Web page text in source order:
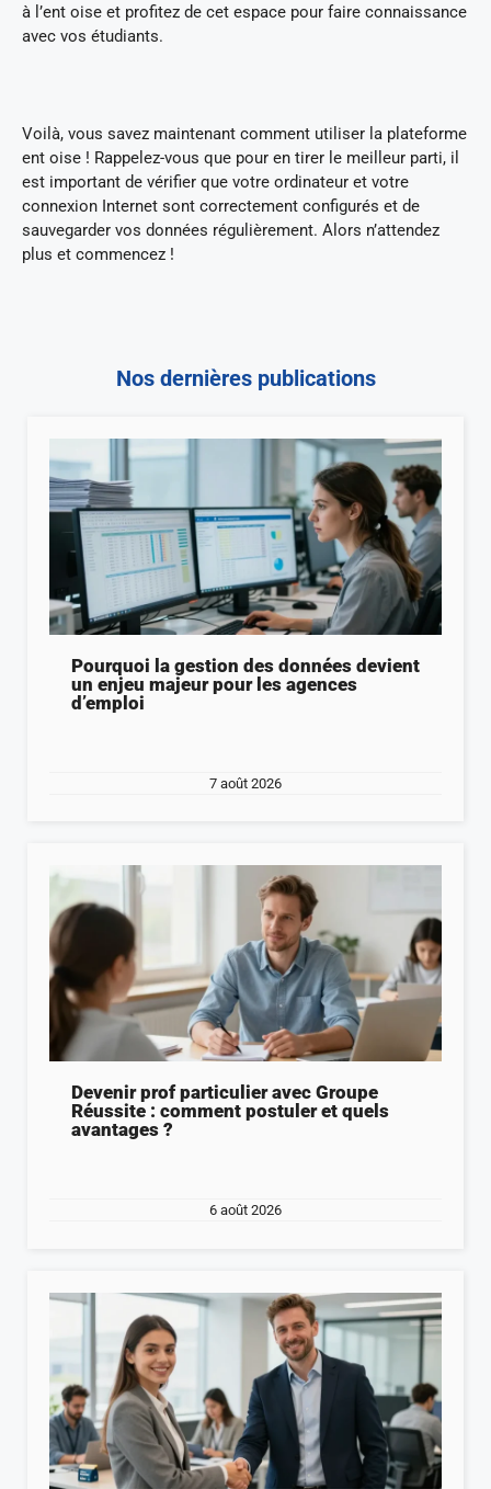
à l’ent oise et profitez de cet espace pour faire connaissance
avec vos étudiants.
Voilà, vous savez maintenant comment utiliser la plateforme
ent oise ! Rappelez-vous que pour en tirer le meilleur parti, il
est important de vérifier que votre ordinateur et votre
connexion Internet sont correctement configurés et de
sauvegarder vos données régulièrement. Alors n’attendez
plus et commencez !
Nos dernières publications
Pourquoi la gestion des données devient
un enjeu majeur pour les agences
d’emploi
7 août 2026
Devenir prof particulier avec Groupe
Réussite : comment postuler et quels
avantages ?
6 août 2026